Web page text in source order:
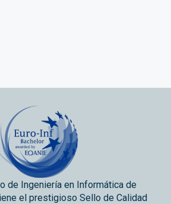
de Ingeniería en Informática de
el prestigioso Sello de Calidad